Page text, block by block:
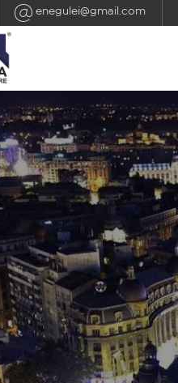
enegulei@gmail.com